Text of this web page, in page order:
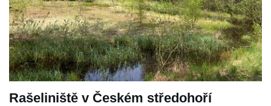
Rašeliniště v Českém středohoří